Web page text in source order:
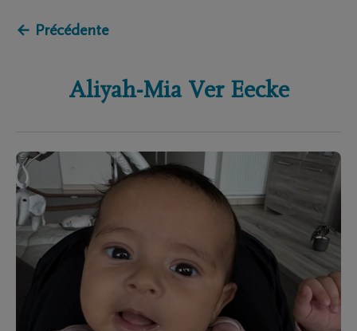
← Précédente
Aliyah-Mia Ver Eecke